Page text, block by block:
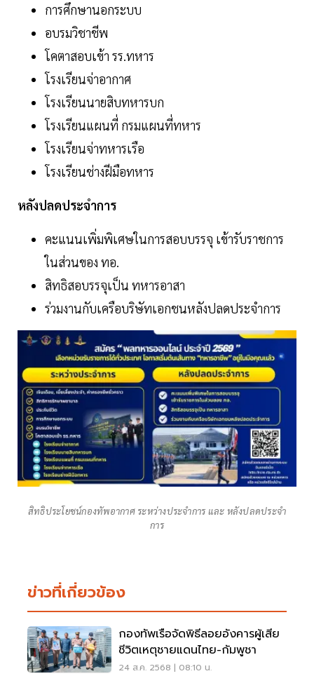
การศึกษานอกระบบ
อบรมวิชาชีพ
โคตาสอบเข้า รร.ทหาร
โรงเรียนจ่าอากาศ
โรงเรียนนายสิบทหารบก
โรงเรียนแผนที่ กรมแผนที่ทหาร
โรงเรียนจ่าทหารเรือ
โรงเรียนช่างฝีมือทหาร
หลังปลดประจำการ
คะแนนเพิ่มพิเศษในการสอบบรรจุ เข้ารับราชการ
ในส่วนของ ทอ.
สิทธิสอบรรจุเป็น ทหารอาสา
ร่วมงานกับเครือบริษัทเอกชนหลังปลดประจำการ
สิทธิประโยชน์กองทัพอากาศ ระหว่างประจำการ และ หลังปลดประจำ
การ
ข่าวที่เกี่ยวข้อง
กองทัพเรือจัดพิธีลอยอังคารผู้เสีย
ชีวิตเหตุชายแดนไทย-กัมพูชา
24 ส.ค. 2568 | 08:10 น.